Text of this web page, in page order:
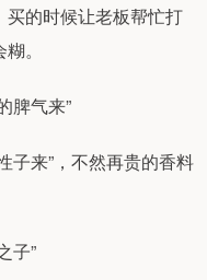
的时候让老板帮忙打
。
脾气来”
子来”，不然再贵的香料
子”